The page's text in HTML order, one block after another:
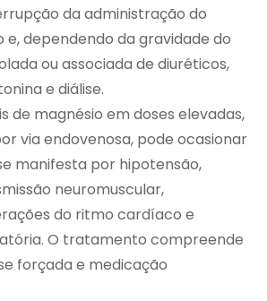
da administração do
e, dependendo da gravidade do
ou associada de diuréticos,
e diálise.
de magnésio em doses elevadas,
via endovenosa, pode ocasionar
manifesta por hipotensão,
neuromuscular,
do ritmo cardíaco e
O tratamento compreende
forçada e medicação